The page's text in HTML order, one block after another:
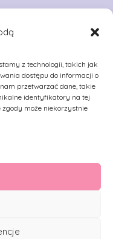
z technologii, takich jak
dostępu do informacji o
przetwarzać dane, takie
identyfikatory na tej
może niekorzystnie
prywatności